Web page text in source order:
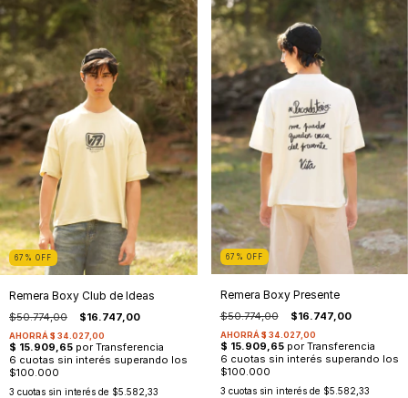
67 % OFF
Remera Boxy Club de Ideas
$50.774,00 $16.747,00
3 cuotas sin interés de $5.582,33
67 % OFF
Remera Boxy Presente
$50.774,00 $16.747,00
3 cuotas sin interés de $5.582,33